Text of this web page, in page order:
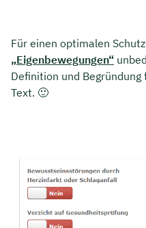
Für einen optimalen
„Eigenbewegungen“
Definition und
Text. 🙂